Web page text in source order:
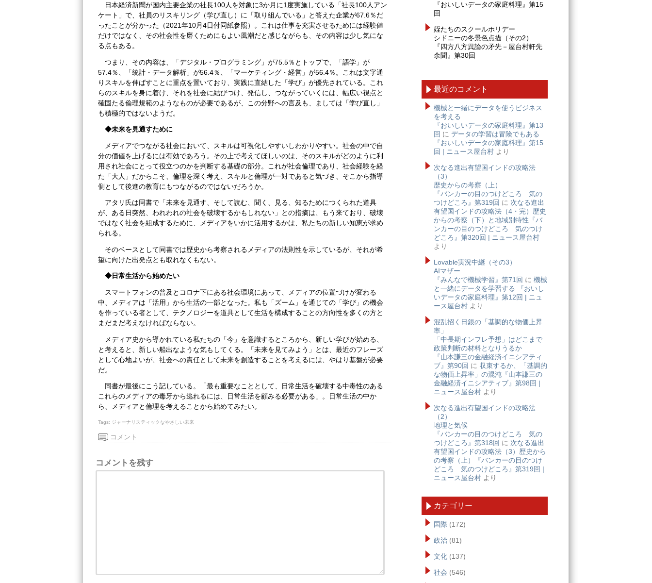
日本経済新聞が国内主要企業の社長100人を対象に3か月に1度実施している「社長100人アン
ケート」で、社員のリスキリング（学び直し）に「取り組んでいる」と答えた企業が67.6％だ
ったことが分かった（2021年10月4日付同紙参照）。これは仕事を充実させるためには経験値
だけではなく、その社会性を磨くためにもよい風潮だと感じながらも、その内容は少し気にな
る点もある。
つまり、その内容は、「デジタル・プログラミング」が75.5％とトップで、「語学」が
57.4％、「統計・データ解析」が56.4％、「マーケティング・経営」が56.4％。これは文字通
りスキルを伸ばすことに重点を置いており、実践に直結した「学び」が優先されている。これ
らのスキルを身に着け、それを社会に結びつけ、発信し、つながっていくには、幅広い視点と
確固たる倫理規範のようなものが必要であるが、この分野への言及も、ましては「学び直し」
も積極的ではないようだ。
◆未来を見通すために
メディアでつながる社会において、スキルは可視化しやすいしわかりやすい。社会の中で自
分の価値を上げるには有効であろう。その上で考えてほしいのは、そのスキルがどのように利
用され社会にとって役立つのかを判断する基礎の部分。これが社会倫理であり、社会経験を経
た「大人」だからこそ、倫理を深く考え、スキルと倫理が一対であると気づき、そこから指導
側として後進の教育にもつながるのではないだろうか。
アタリ氏は同書で「未来を見通す、そして読む、聞く、見る、知るためにつくられた道具
が、ある日突然、われわれの社会を破壊するかもしれない」との指摘は、もう来ており、破壊
ではなく社会を組成するために、メディアをいかに活用するかは、私たちの新しい知恵が求め
られる。
そのベースとして同書では歴史から考察されるメディアの法則性を示しているが、それが希
望に向けた出発点とも取れなくもない。
◆日常生活から始めたい
スマートフォンの普及とコロナ下にある社会環境にあって、メディアの位置づけが変わる
中、メディアは「活用」から生活の一部となった。私も「ズーム」を通じての「学び」の機会
を作っている者として、テクノロジーを道具として生活を構成することの方向性を多くの方と
まだまだ考えなければならない。
メディア史から導かれている私たちの「今」を意識するところから、新しい学びが始める、
と考えると、新しい船出なような気もしてくる。「未来を見てみよう」とは、最近のフレーズ
として心地よいが、社会への責任として未来を創造することを考えるには、やはり基盤が必要
だ。
同書が最後にこう記している。「最も重要なこととして、日常生活を破壊する中毒性のある
これらのメディアの毒牙から逃れるには、日常生活を顧みる必要がある」。日常生活の中か
ら、メディアと倫理を考えることから始めてみたい。
Tags: ジャーナリスティックなやさしい未来
コメント
コメントを残す
『おいしいデータの家庭料理』第15
回
姪たちのスクールホリデー
シドニーの冬景色点描（その2）
『四方八方異論の矛先－屋台村軒先
余聞』第30回
最近のコメント
機械と一緒にデータを使うビジネス
を考える
『おいしいデータの家庭料理』第13
回 に データの学習は冒険でもある
『おいしいデータの家庭料理』第15
回 | ニュース屋台村 より
次なる進出有望国インドの攻略法
（3）
歴史からの考察（上）
『バンカーの目のつけどころ 気の
つけどころ』第319回 に 次なる進出
有望国インドの攻略法（4・完）歴史
からの考察（下）と地域別特性『バ
ンカーの目のつけどころ 気のつけ
どころ』第320回 | ニュース屋台村
より
Lovable実況中継（その3）
AIマザー
『みんなで機械学習』第71回 に 機械
と一緒にデータを学習する 『おいし
いデータの家庭料理』第12回 | ニュ
ース屋台村 より
混乱招く日銀の「基調的な物価上昇
率」
「中長期インフレ予想」はどこまで
政策判断の材料となりうるか
『山本謙三の金融経済イニシアティ
ブ』第90回 に 収束するか、「基調的
な物価上昇率」の混沌『山本謙三の
金融経済イニシアティブ』第98回 |
ニュース屋台村 より
次なる進出有望国インドの攻略法
（2）
地理と気候
『バンカーの目のつけどころ 気の
つけどころ』第318回 に 次なる進出
有望国インドの攻略法（3）歴史から
の考察（上）『バンカーの目のつけ
どころ 気のつけどころ』第319回 |
ニュース屋台村 より
カテゴリー
国際 (172)
政治 (81)
文化 (137)
社会 (546)